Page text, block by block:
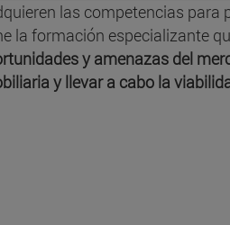
las competencias para
la formación especializante
y amenazas del
y llevar a cabo la